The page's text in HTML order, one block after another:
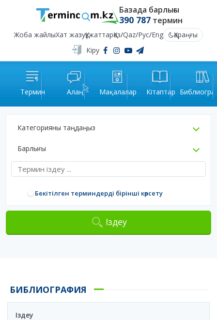
Базада барлығы
390 787термин
Жоба жайлыХат жазуҚұжаттарҚаз/Qaz/Рус/Eng
Қараңғы
Кіру
Термин Алаң Мақалалар Кітаптар
Категорияны таңдаңыз
Барлығы
Бекітілген терминдерді бірінші көрсету
Іздеу
БИБЛИОГРАФИЯ
Іздеу